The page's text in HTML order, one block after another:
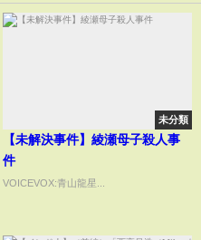
未分類
【未解決事件】綾瀬母子殺人事
件
VOICEVOX:青山龍星...